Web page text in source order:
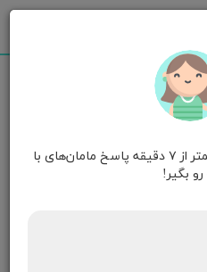
رشد هست اما خدارو شکر
سوالت رو همین الان بپرس و کمتر از ۷ دقیقه پاسخ مامان‌های با
بگیر!